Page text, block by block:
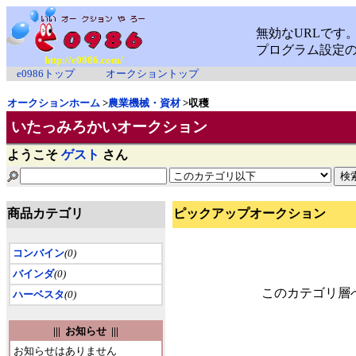
http://e0986.com/
e0986トップ
オークショントップ
オークションホーム >農業機械・資材>収穫
いたっみろかいオークション
ようこそ ゲスト さん
商品カテゴリ ピックアップオークション
コンバイン(0)
バインダ(0)
ハーベスタ(0)
||| お知らせ |||
お知らせはありません
このカテゴリ層